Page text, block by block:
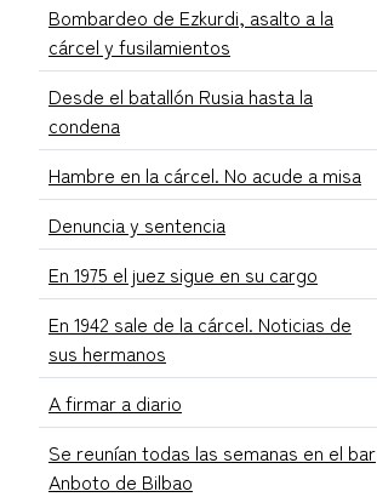
Bombardeo de Ezkurdi, asalto a la
cárcel y fusilamientos
Desde el batallón Rusia hasta la
condena
Hambre en la cárcel. No acude a misa
Denuncia y sentencia
En 1975 el juez sigue en su cargo
En 1942 sale de la cárcel. Noticias de
sus hermanos
A firmar a diario
Se reunían todas las semanas en el bar
Anboto de Bilbao